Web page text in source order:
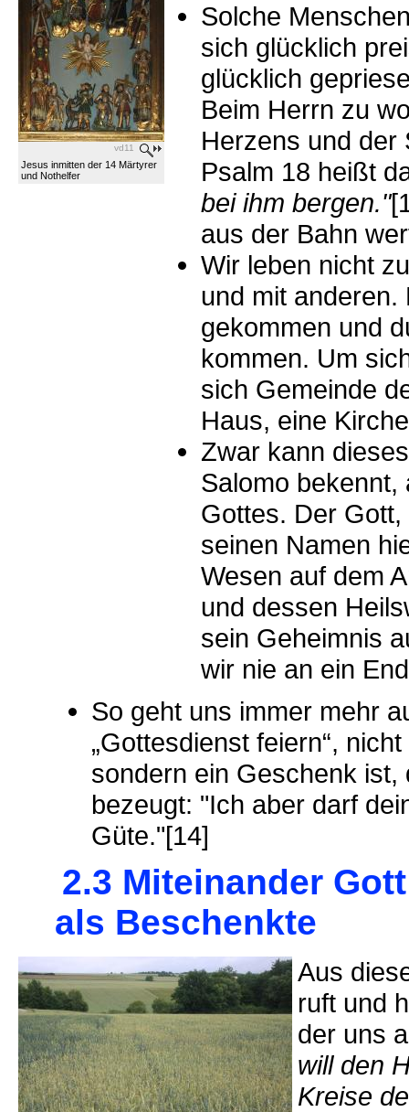
vd11
Jesus inmitten der 14 Märtyrer
und Nothelfer
Solche
sich glücklich
glücklich
Beim Herrn zu
Herzens und der
Psalm 18 heißt
bei ihm bergen."
aus der Bahn
Wir leben nicht
und mit
gekommen und
kommen. Um
sich Gemeinde
Haus, eine
Zwar kann
Salomo
Gottes. Der
seinen Namen
Wesen auf dem
und dessen
sein Geheimnis
wir nie an ein
So geht uns immer mehr
„Gottesdienst feiern“,
sondern ein Geschenk
bezeugt: "Ich aber darf
Güte."[14]
2.3 Miteinander
als Beschenkte
Aus
ruft und
der uns
will den
Kreise